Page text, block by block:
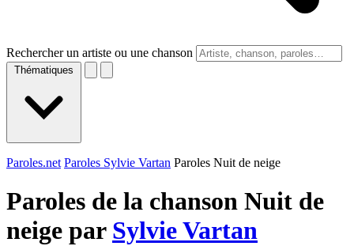
Rechercher un artiste ou une chanson
Thématiques
Paroles.net Paroles Sylvie Vartan Paroles Nuit de neige
Paroles de la chanson Nuit de
neige par Sylvie Vartan